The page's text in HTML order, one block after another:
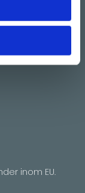
inom EU.